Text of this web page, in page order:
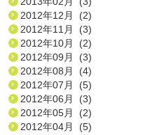
2012年12月 (2)
2012年11月 (3)
2012年10月 (2)
2012年09月 (3)
2012年08月 (4)
2012年07月 (5)
2012年06月 (3)
2012年05月 (2)
2012年04月 (5)